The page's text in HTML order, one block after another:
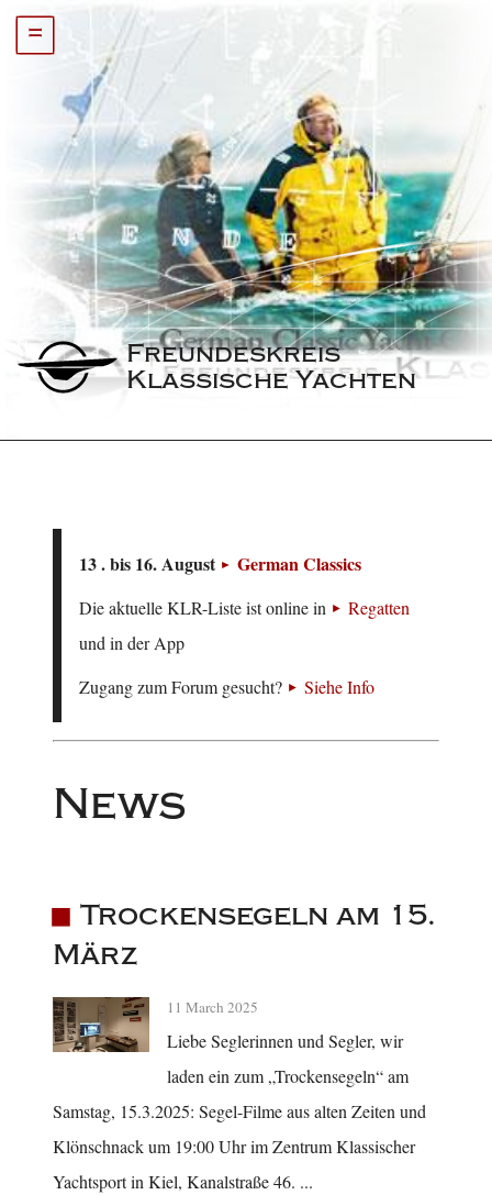
=
Freundeskreis
Klassische Yachten
13 . bis 16. August German Classics
Die aktuelle KLR-Liste ist online in
Regatten
und in der App
Zugang zum Forum gesucht?
Siehe Info
News
Trockensegeln am 15.
März
11 March 2025
Liebe Seglerinnen und Segler, wir
laden ein zum „Trockensegeln“ am
Samstag, 15.3.2025: Segel-Filme aus alten Zeiten und
Klönschnack um 19:00 Uhr im Zentrum Klassischer
Yachtsport in Kiel, Kanalstraße 46. ...